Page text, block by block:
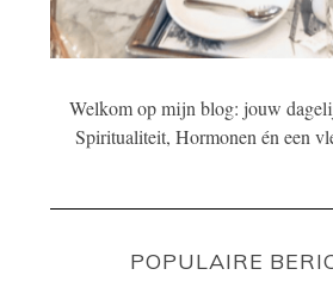
Welkom op mijn blog: jouw
Spiritualiteit, Hormonen én een
POPULAIRE